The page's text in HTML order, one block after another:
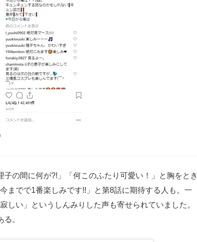
の間に何が?!」「何このふたり可愛い！」と胸をとき
までで1番楽しみです!!」と第8話に期待する人も。一
しい」というしんみりした声も寄せられていました。
。